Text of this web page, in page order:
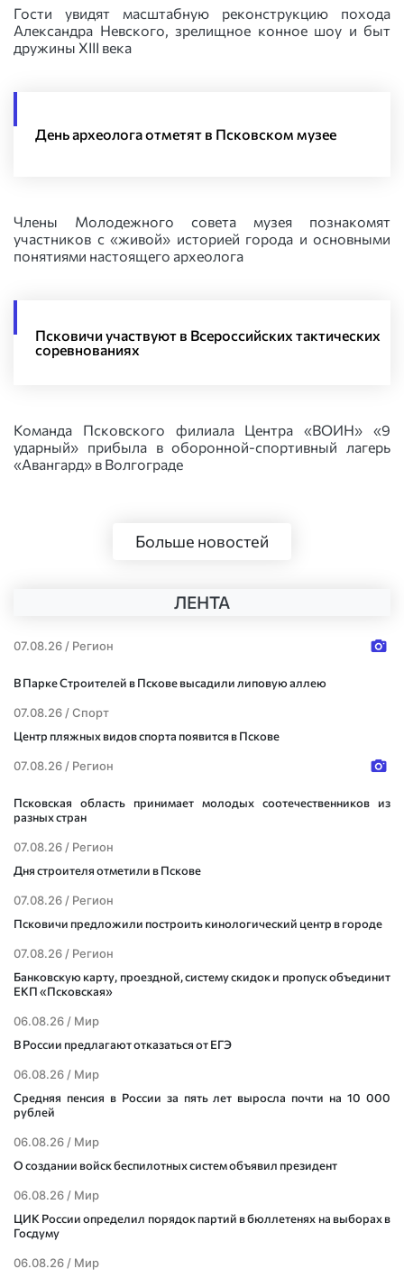
Гости увидят масштабную реконструкцию похода
Александра Невского, зрелищное конное шоу и быт
дружины XIII века
День археолога отметят в Псковском музее
Члены Молодежного совета музея познакомят
участников с «живой» историей города и основными
понятиями настоящего археолога
Псковичи участвуют в Всероссийских тактических
соревнованиях
Команда Псковского филиала Центра «ВОИН» «9
ударный» прибыла в оборонной-спортивный лагерь
«Авангард» в Волгограде
Больше новостей
ЛЕНТА
07.08.26 / Регион
В Парке Строителей в Пскове высадили липовую аллею
07.08.26 /Спорт
Центр пляжных видов спорта появится в Пскове
07.08.26 / Регион
Псковская область принимает молодых соотечественников из
разных стран
07.08.26 / Регион
Дня строителя отметили в Пскове
07.08.26 / Регион
Псковичи предложили построить кинологический центр в городе
07.08.26 / Регион
Банковскую карту, проездной, систему скидок и пропуск объединит
ЕКП «Псковская»
06.08.26 / Мир
В России предлагают отказаться от ЕГЭ
06.08.26 / Мир
Средняя пенсия в России за пять лет выросла почти на 10 000
рублей
06.08.26 / Мир
О создании войск беспилотных систем объявил президент
06.08.26 / Мир
ЦИК России определил порядок партий в бюллетенях на выборах в
Госдуму
06.08.26 / Мир